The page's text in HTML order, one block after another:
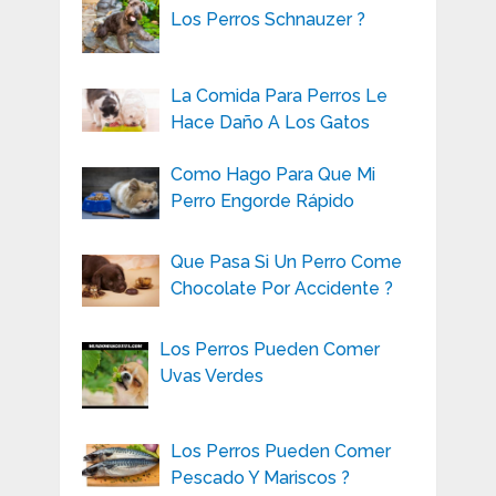
Los Perros Schnauzer ?
La Comida Para Perros Le
Hace Daño A Los Gatos
Como Hago Para Que Mi
Perro Engorde Rápido
Que Pasa Si Un Perro Come
Chocolate Por Accidente ?
Los Perros Pueden Comer
Uvas Verdes
Los Perros Pueden Comer
Pescado Y Mariscos ?